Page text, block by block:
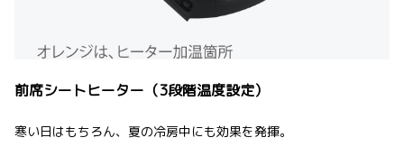
前席シートヒーター（3段階温度設定）
寒い日はもちろん、夏の冷房中にも効果を発揮。